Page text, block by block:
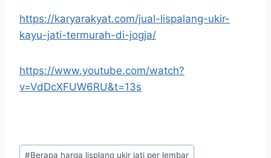
https://karyarakyat.com/jual-lispalang-ukir-
kayu-jati-termurah-di-jogja/
https://www.youtube.com/watch?
v=VdDcXFUW6RU&t=13s
#Berapa harga lisplang ukir jati per lembar